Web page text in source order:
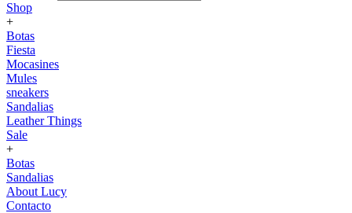
Shop
+
Botas
Fiesta
Mocasines
Mules
sneakers
Sandalias
Leather Things
Sale
+
Botas
Sandalias
About Lucy
Contacto